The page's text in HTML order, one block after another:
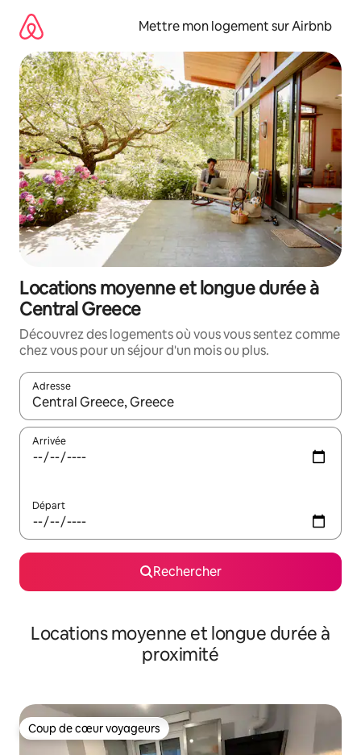
directement
contenu
Mettre mon logement sur Airbnb
Locations moyenne et longue durée à
Central Greece
Découvrez des logements où vous vous sentez comme
chez vous pour un séjour d'un mois ou plus.
Adresse
Lorsque les résultats s'affichent, utilisez les flèches vers le
Arrivée
Départ
Rechercher
Locations moyenne et longue durée à
proximité
Coup de cœur voyageurs
Coup de cœur voyageurs